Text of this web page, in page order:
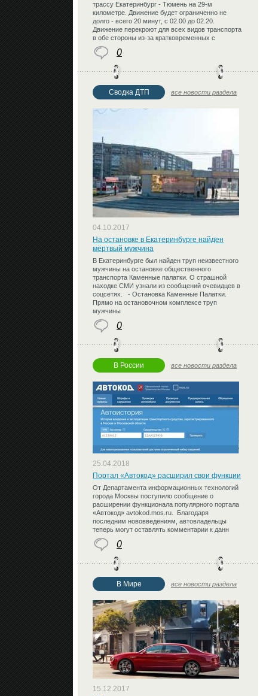
трассу Екатеринбург - Тюмень на 29-м
километре. Движение будет ограниченно не
долго - всего 20 минут, с 02.00 до 02.20.
Движение перекроют для всех видов транспорта
в обе стороны из-за кратковременных с
0
Сводка ДТП все новости раздела
04.10.2017
На остановке в Екатеринбурге найден
мёртвый мужчина
В Екатеринбурге был найден труп неизвестного
мужчины на остановке общественного
транспорта Каменные палатки. О страшной
находке СМИ узнали из сообщений очевидцев в
соцсетях. - Остановка Каменные Палатки.
Прямо на остановочном комплексе труп
мужчины
0
В России все новости раздела
25.04.2018
Портал «Автокод» расширил свои функции
От Департамента информационных технологий
города Москвы поступило сообщение о
расширении функционала популярного портала
«Автокод» avtokod.mos.ru. Благодаря
последним нововведениям, автовладельцы
теперь могут оставлять комментарии к данн
0
В Мире все новости раздела
15.12.2017